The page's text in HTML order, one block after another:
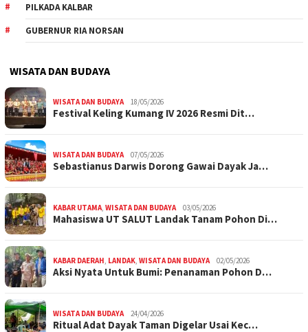
PILKADA KALBAR
GUBERNUR RIA NORSAN
WISATA DAN BUDAYA
WISATA DAN BUDAYA 18/05/2026
Festival Keling Kumang IV 2026 Resmi Dit…
WISATA DAN BUDAYA 07/05/2026
Sebastianus Darwis Dorong Gawai Dayak Ja…
KABAR UTAMA, WISATA DAN BUDAYA 03/05/2026
Mahasiswa UT SALUT Landak Tanam Pohon Di…
KABAR DAERAH, LANDAK, WISATA DAN BUDAYA 02/05/2026
Aksi Nyata Untuk Bumi: Penanaman Pohon D…
WISATA DAN BUDAYA 24/04/2026
Ritual Adat Dayak Taman Digelar Usai Kec…